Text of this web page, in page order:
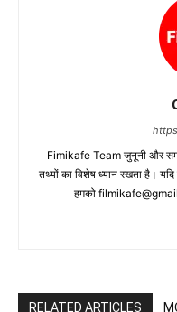
Fimikafe Team जुनूनी और
तथ्‍यों का विशेष ध्‍यान रखता है।
हमको
RELATED ARTICLES